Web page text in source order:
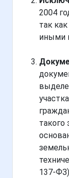
2004
так
иными
такого
137-